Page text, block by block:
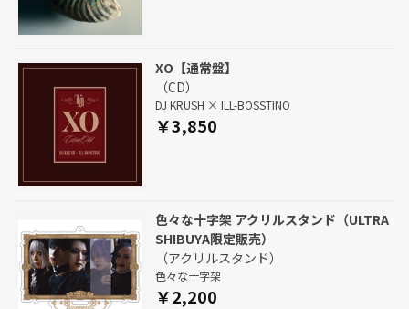
XO【通常盤】
（CD）
DJ KRUSH × ILL-BOSSTINO
￥3,850
色々な十字架 アクリルスタンド（ULTRA
SHIBUYA限定販売）
（アクリルスタンド）
色々な十字架
￥2,200